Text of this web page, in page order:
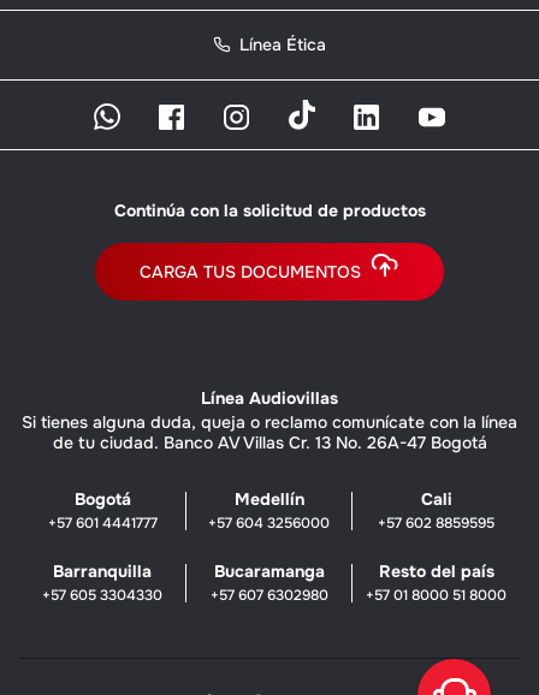
Línea Ética
Continúa con la solicitud de productos
CARGA TUS DOCUMENTOS
Línea Audiovillas
Si tienes alguna duda, queja o reclamo comunícate con la línea
de tu ciudad. Banco AV Villas Cr. 13 No. 26A-47 Bogotá
Bogotá
+57 601 4441777
Medellín
+57 604 3256000
Cali
+57 602 8859595
Barranquilla
+57 605 3304330
Bucaramanga
+57 607 6302980
Resto del país
+57 01 8000 51 8000